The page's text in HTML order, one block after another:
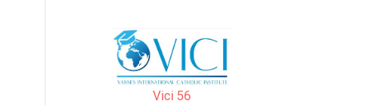
Vici 56